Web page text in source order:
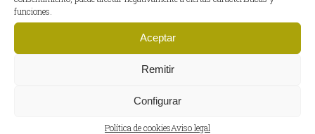
funciones.
Aceptar
Remitir
Configurar
Política de cookiesAviso legal
Salchichón, fuet, morcilla y
Nuestra variedad de productos
curados es bastante amplia y lo
domicilio: salchichón, fuet, morcón y